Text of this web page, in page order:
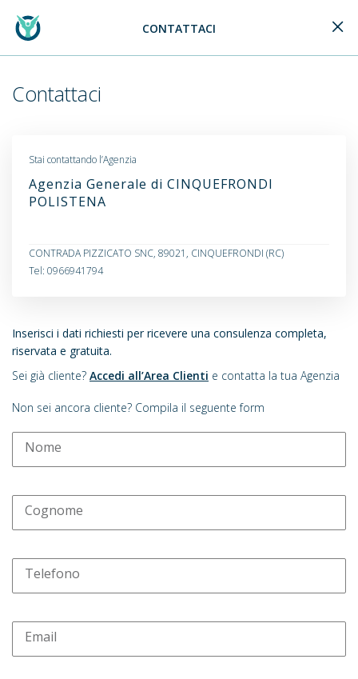
Generali Logo CONTATTACI
Contattaci
Inserisci i dati richiesti per ricevere una consulenza completa,
riservata e gratuita.
Sei già cliente? Accedi all’Area Clienti e contatta la tua Agenzia
Non sei ancora cliente? Compila il seguente form
Nome
Cognome
Telefono
Email
Stai contattando l’Agenzia
Agenzia Generale di CINQUEFRONDI
POLISTENA
CONTRADA PIZZICATO SNC, 89021, CINQUEFRONDI (RC)
Tel: 0966941794